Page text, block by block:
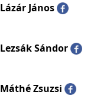
Lázár János
Lezsák Sándor
Máthé Zsuzsi